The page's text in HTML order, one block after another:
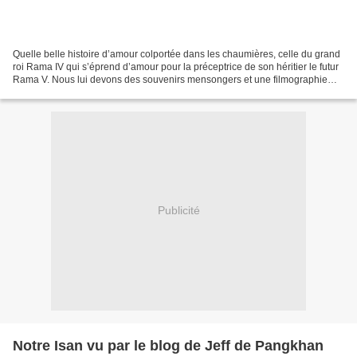
Quelle belle histoire d’amour colportée dans les chaumières, celle du grand
roi Rama IV qui s’éprend d’amour pour la préceptrice de son héritier le futur
Rama V. Nous lui devons des souvenirs mensongers et une filmographie
Publicité
Notre Isan vu par le blog de Jeff de Pangkhan